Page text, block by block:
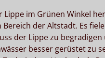
im Grünen Winkel
der Altstadt. Es
der Lippe zu
besser gerüstet zu